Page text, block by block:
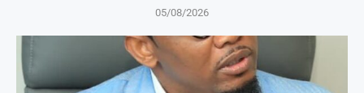
05/08/2026